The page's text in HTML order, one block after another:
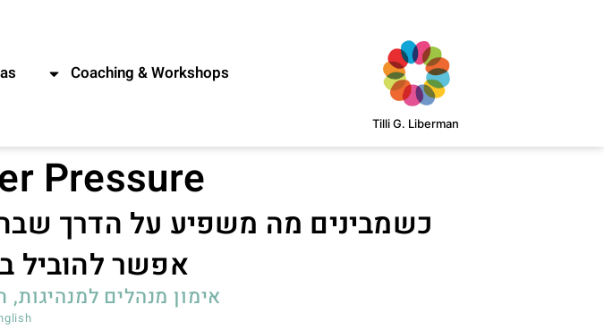
Tilli G. Liberman
Coaching & Workshops
Pressure
אימון מנהלים
כשמבינים מה משפיע על הדרך
אפשר להוביל